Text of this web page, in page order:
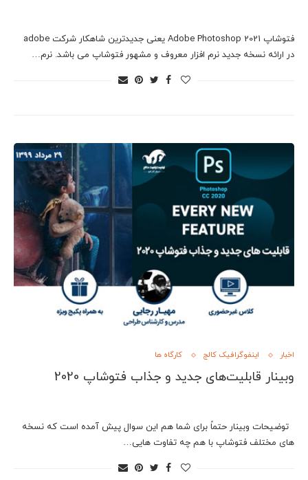
فتوشاپ Adobe Photoshop 2021 یعنی جدیدترین شاهکار شرکت adobe
در ارائه نسخه جدید نرم افزار معروف و مشهور فتوشاپ می باشد. نرم…
اخبار اینفوگرافیک کالج کارگاه ها
وبینار قابليت‌های جديد و جذاب فتوشاپ 2020
توضیحات وبینار حتماً برای شما هم اين سوال پيش آمده است که نسخه
های مختلف فتوشاپ با هم چه تفاوت هايی…